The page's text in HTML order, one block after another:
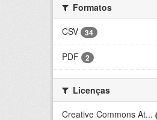
Formatos
CSV
34
PDF 2
Licenças
Creative Commons At...